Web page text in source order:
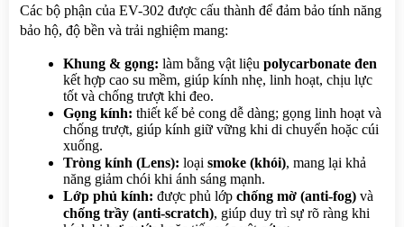
Các bộ phận của EV-302 được cấu thành để đảm bảo tính năng
bảo hộ, độ bền và trải nghiệm mang:
Khung & gọng: làm bằng vật liệu polycarbonate đen
kết hợp cao su mềm, giúp kính nhẹ, linh hoạt, chịu lực
tốt và chống trượt khi đeo.
Gọng kính: thiết kế bẻ cong dễ dàng; gọng linh hoạt và
chống trượt, giúp kính giữ vững khi di chuyển hoặc cúi
xuống.
Tròng kính (Lens): loại smoke (khói), mang lại khả
năng giảm chói khi ánh sáng mạnh.
Lớp phủ kính: được phủ lớp chống mờ (anti-fog)
chống trầy (anti-scratch), giúp duy trì sự rõ ràng khi